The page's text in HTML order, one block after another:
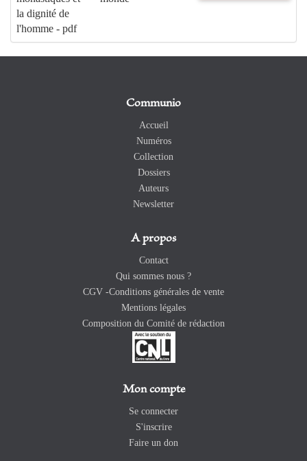
la dignité de
l'homme - pdf
Communio
Accueil
Numéros
Collection
Dossiers
Auteurs
Newsletter
A propos
Contact
Qui sommes nous ?
CGV -Conditions générales de vente
Mentions légales
Composition du Comité de rédaction
Mon compte
Se connecter
S'inscrire
Faire un don